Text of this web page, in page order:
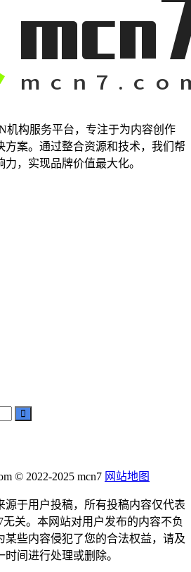
机构服务平台，专注于为内容创作
方案。通过整合资源和技术，我们帮
，实现品牌价值最大化。
© 2022-2025 mcn7 网站地图
源于用户投稿，所有投稿内容仅代表
关。本网站对用户发布的内容不负
某些内容侵犯了您的合法权益，请及
间进行处理或删除。